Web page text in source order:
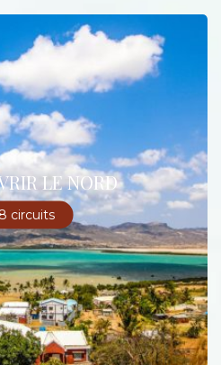
LE NORD
8 circuits